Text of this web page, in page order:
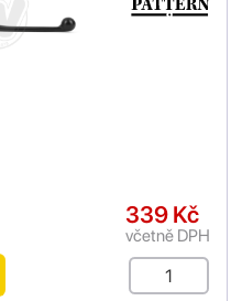
339 Kč
včetně DPH